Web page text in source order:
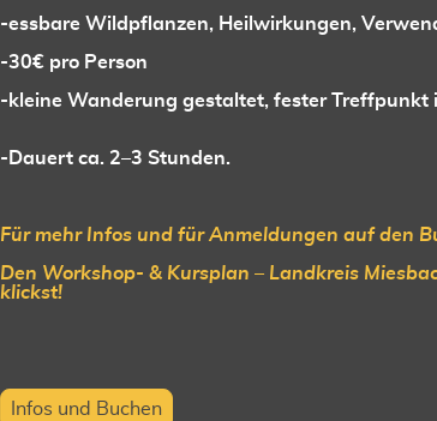
-essbare Wildpflanzen, Heilwirkungen,
-30€ pro Person
-kleine Wanderung gestaltet, fester Treffpunkt
-Dauert ca. 2–3 Stunden.
Für mehr Infos und für Anmeldungen auf den
Den Workshop- & Kursplan – Landkreis
klickst!
Infos und Buchen